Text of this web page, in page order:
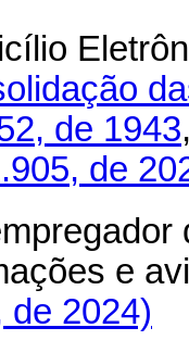
de 1943
de
e
de 2024)